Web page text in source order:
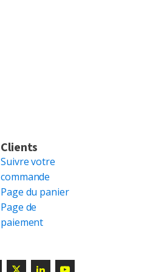
Clients
Suivre votre
commande
Page du panier
Page de
paiement